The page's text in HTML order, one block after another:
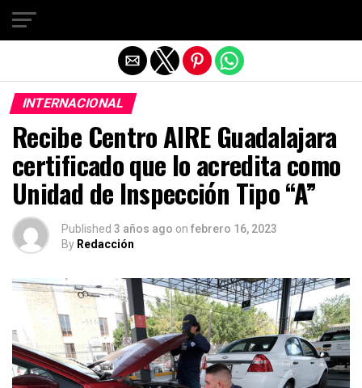
INTERNACIONAL
Recibe Centro AIRE Guadalajara
certificado que lo acredita como
Unidad de Inspección Tipo “A”
Published 3 años ago on febrero 16, 2023
By Redacción